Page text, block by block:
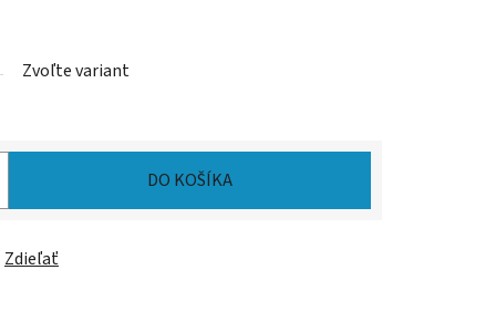
Zvoľte variant
DO KOŠÍKA
Zdieľať